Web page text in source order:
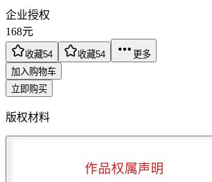
企业授权
168元
收藏54 收藏54
更多
加入购物车
立即购买
版权材料